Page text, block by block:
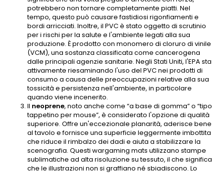
potrebbero non tornare completamente piatti. Nel
tempo, questo può causare fastidiosi rigonfiamenti e
bordi arricciati. Inoltre, il PVC è stato oggetto di scrutinio
per i rischi per la salute e l'ambiente legati alla sua
produzione. È prodotto con monomero di cloruro di vinile
(VCM), una sostanza classificata come cancerogena
dalle principali agenzie sanitarie. Negli Stati Uniti, l'EPA sta
attivamente riesaminando l'uso del PVC nei prodotti di
consumo a causa delle preoccupazioni relative alla sua
tossicità e persistenza nell'ambiente, in particolare
quando viene incenerito.
Il neoprene, noto anche come “a base di gomma” o “tipo
tappetino per mouse”, è considerato l'opzione di qualità
superiore. Offre un'eccezionale planarità, aderisce bene
al tavolo e fornisce una superficie leggermente imbottita
che riduce il rimbalzo dei dadi e aiuta a stabilizzare la
scenografia. Questi wargaming mats utilizzano stampe
sublimatiche ad alta risoluzione su tessuto, il che significa
che le illustrazioni non si graffiano né sbiadiscono. Lo